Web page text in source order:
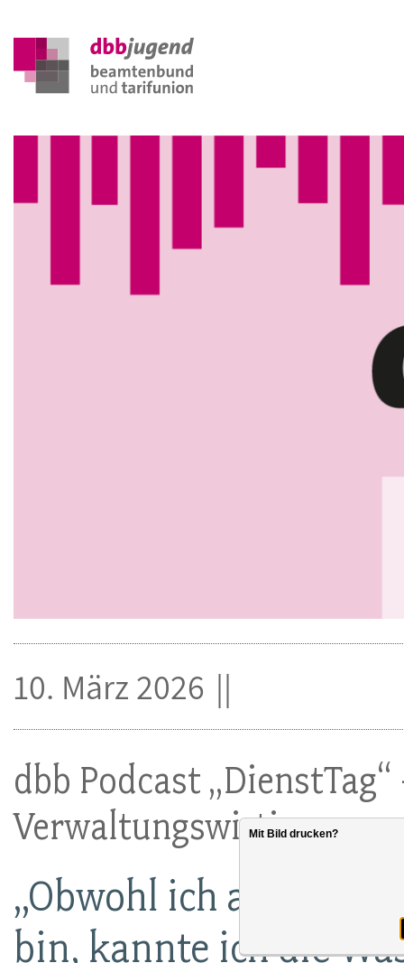
dbb Podcast
Verwaltungswirtin
„Obwohl ich am
bin, kannte ich die
10. März 2026
Mit Bild drucken?